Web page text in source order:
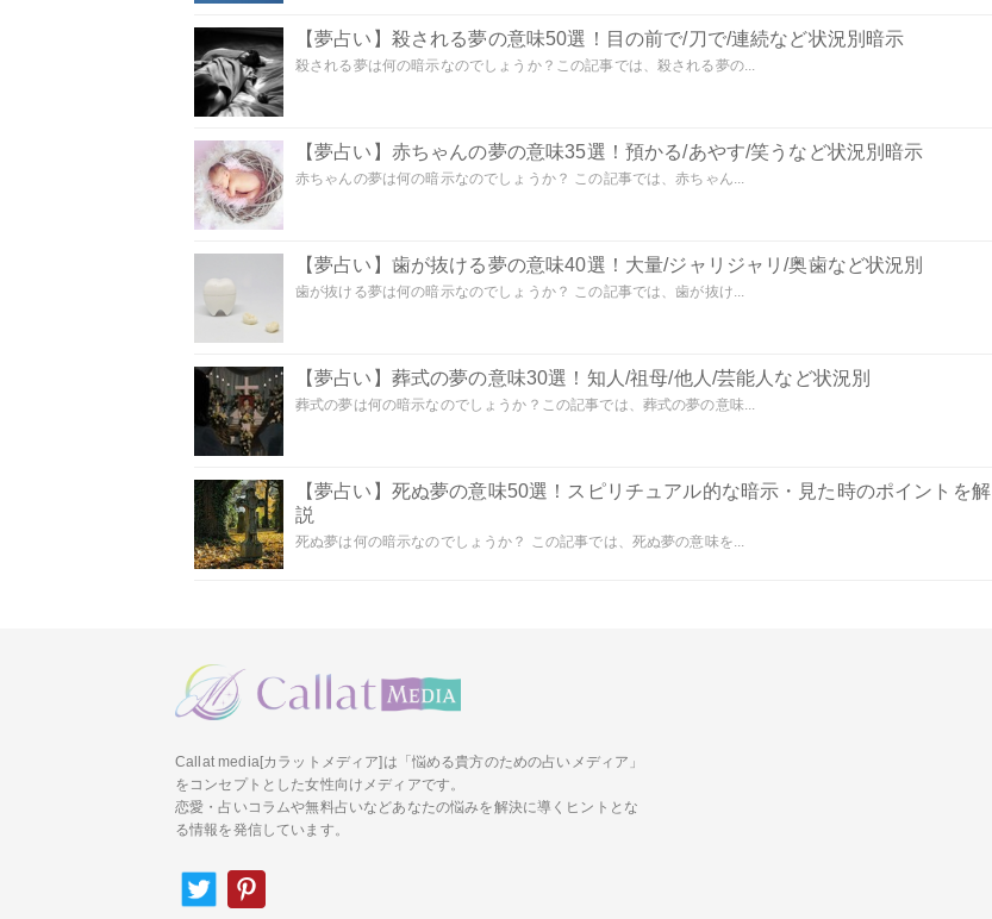
【夢占い】殺される夢の意味50選！目の前で/刀で/連続など状況別暗示
殺される夢は何の暗示なのでしょうか？この記事では、殺される夢の...
【夢占い】赤ちゃんの夢の意味35選！預かる/あやす/笑うなど状況別暗示
赤ちゃんの夢は何の暗示なのでしょうか？ この記事では、赤ちゃん...
【夢占い】歯が抜ける夢の意味40選！大量/ジャリジャリ/奥歯など状況別
歯が抜ける夢は何の暗示なのでしょうか？ この記事では、歯が抜け...
【夢占い】葬式の夢の意味30選！知人/祖母/他人/芸能人など状況別
葬式の夢は何の暗示なのでしょうか？この記事では、葬式の夢の意味...
【夢占い】死ぬ夢の意味50選！スピリチュアル的な暗示・見た時のポイントを解
説
死ぬ夢は何の暗示なのでしょうか？ この記事では、死ぬ夢の意味を...
Callat media[カラットメディア]は「悩める貴方のための占いメディア」
をコンセプトとした女性向けメディアです。
恋愛・占いコラムや無料占いなどあなたの悩みを解決に導くヒントとな
る情報を発信しています。